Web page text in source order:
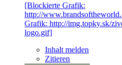
[Blockierte Grafik:
http://
Grafik: http://img.topky.sk/
logo.gif]
Inhalt melden
Zitieren